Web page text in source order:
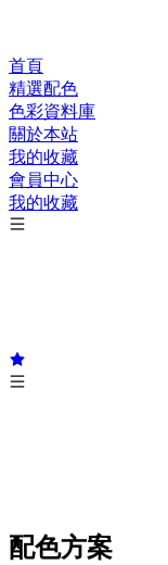
首頁
精選配色
色彩資料庫
關於本站
我的收藏
會員中心
我的收藏
配色方案